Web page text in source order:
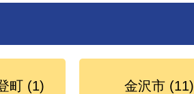
町 (1) 金沢市 (11)